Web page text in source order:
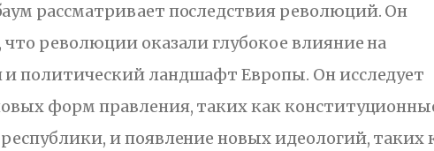
рассматривает последствия революций. Он
что революции оказали глубокое влияние на
политический ландшафт Европы. Он исследует
форм правления, таких как
и появление новых идеологий, таких